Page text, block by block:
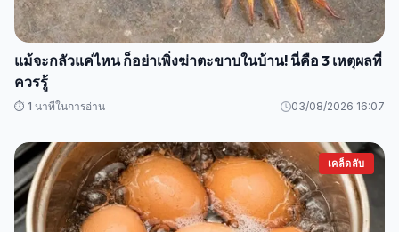
แม้จะกลัวแค่ไหน ก็อย่าเพิ่งฆ่าตะขาบในบ้าน! นี่คือ 3 เหตุผลที่
ควรรู้
⏱️ 1 นาทีในการอ่าน 03/08/2026 16:07
เคล็ดลับ